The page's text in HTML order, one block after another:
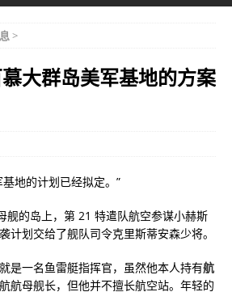
>
大群岛美军基地的方案
地的计划已经拟定。”
舰的岛上，第 21 特遣队航空参谋小赫斯
计划交给了舰队司令克里斯蒂安森少将。
是一名鱼雷艇指挥官，虽然他本人持有航
航母舰长，但他并不擅长航空站。年轻的